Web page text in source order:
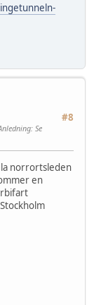
#8
: Se
norrortsleden
en